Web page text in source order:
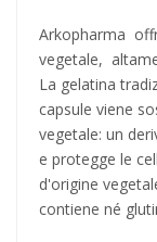
Arkopharma
vegetale,
La gelatina
capsule viene
vegetale: un
e protegge le
d'origine
contiene né